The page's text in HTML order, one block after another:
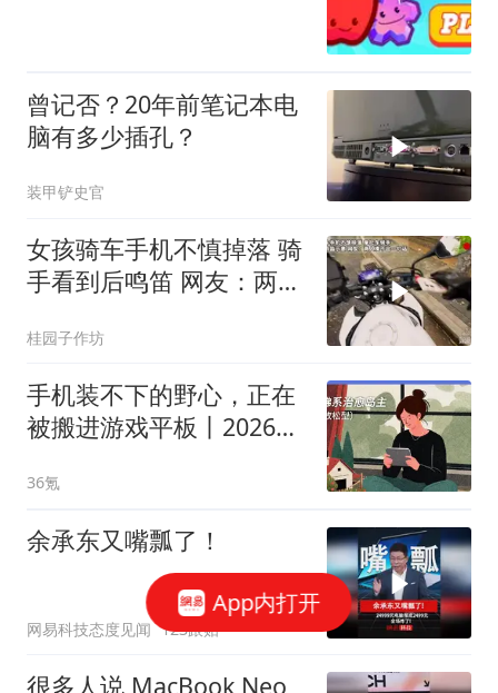
曾记否？20年前笔记本电
脑有多少插孔？
装甲铲史官
女孩骑车手机不慎掉落 骑
手看到后鸣笛 网友：两人
桂园子作坊
手机装不下的野心，正在
被搬进游戏平板丨2026游
36氪
余承东又嘴瓢了！
网易科技态度见闻 123跟贴
很多人说 MacBook Neo
App内打开